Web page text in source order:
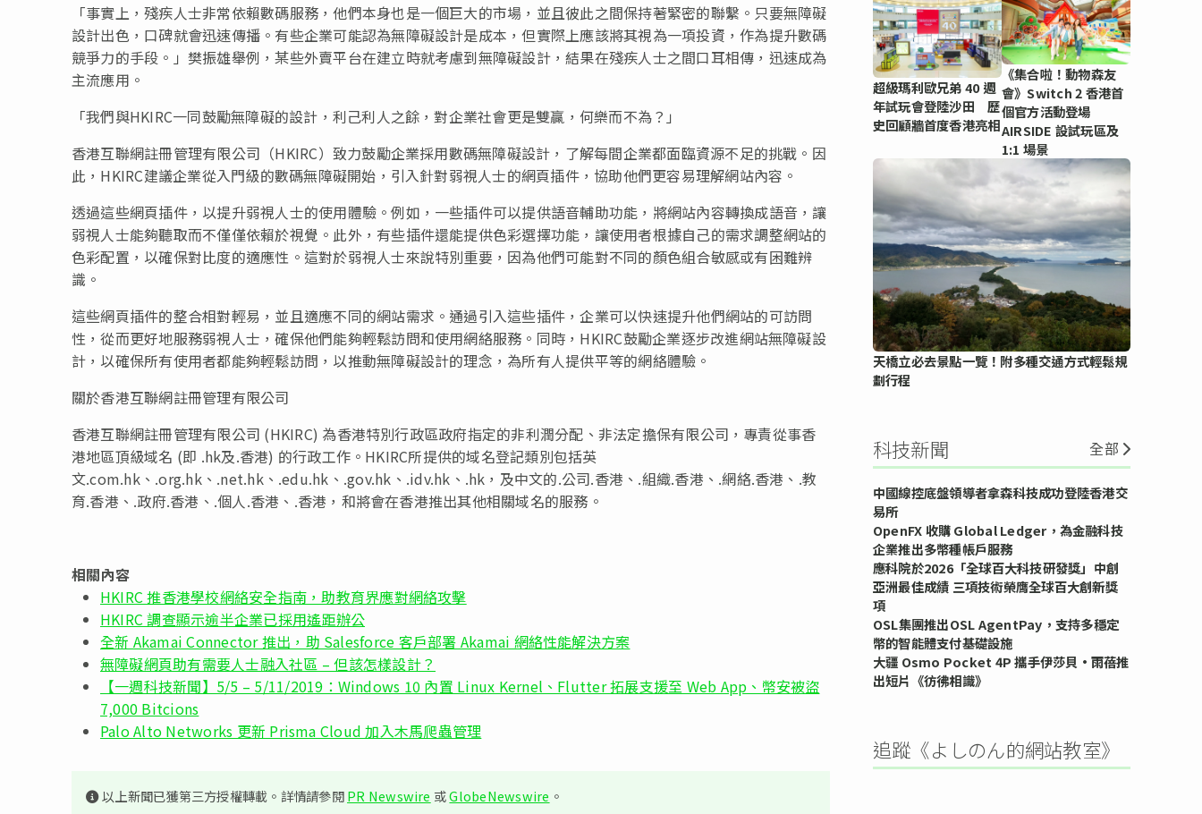
「事實上，殘疾人士非常依賴數碼服務，他們本身也是一個巨大的市場，並且彼此之間保持著緊密的聯繫。只要無障礙
設計出色，口碑就會迅速傳播。有些企業可能認為無障礙設計是成本，但實際上應該將其視為一項投資，作為提升數碼
競爭力的手段。」樊振雄舉例，某些外賣平台在建立時就考慮到無障礙設計，結果在殘疾人士之間口耳相傳，迅速成為
主流應用。
「我們與HKIRC一同鼓勵無障礙的設計，利己利人之餘，對企業社會更是雙贏，何樂而不為？」
香港互聯網註冊管理有限公司（HKIRC）致力鼓勵企業採用數碼無障礙設計，了解每間企業都面臨資源不足的挑戰。因
此，HKIRC建議企業從入門級的數碼無障礙開始，引入針對弱視人士的網頁插件，協助他們更容易理解網站內容。
透過這些網頁插件，以提升弱視人士的使用體驗。例如，一些插件可以提供語音輔助功能，將網站內容轉換成語音，讓
弱視人士能夠聽取而不僅僅依賴於視覺。此外，有些插件還能提供色彩選擇功能，讓使用者根據自己的需求調整網站的
色彩配置，以確保對比度的適應性。這對於弱視人士來說特別重要，因為他們可能對不同的顏色組合敏感或有困難辨
識。
這些網頁插件的整合相對輕易，並且適應不同的網站需求。通過引入這些插件，企業可以快速提升他們網站的可訪問
性，從而更好地服務弱視人士，確保他們能夠輕鬆訪問和使用網絡服務。同時，HKIRC鼓勵企業逐步改進網站無障礙設
計，以確保所有使用者都能夠輕鬆訪問，以推動無障礙設計的理念，為所有人提供平等的網絡體驗。
關於香港互聯網註冊管理有限公司
香港互聯網註冊管理有限公司 (HKIRC) 為香港特別行政區政府指定的非利潤分配、非法定擔保有限公司，專責從事香
港地區頂級域名 (即 .hk及.香港) 的行政工作。HKIRC所提供的域名登記類別包括英
文.com.hk、.org.hk、.net.hk、.edu.hk、.gov.hk、.idv.hk、.hk，及中文的.公司.香港、.組織.香港、.網絡.香港、.教
育.香港、.政府.香港、.個人.香港、.香港，和將會在香港推出其他相關域名的服務。
相關內容
HKIRC 推香港學校網絡安全指南，助教育界應對網絡攻擊
HKIRC 調查顯示逾半企業已採用遙距辦公
全新 Akamai Connector 推出，助 Salesforce 客戶部署 Akamai 網絡性能解決方案
無障礙網頁助有需要人士融入社區 – 但該怎樣設計？
【一週科技新聞】5/5 – 5/11/2019：Windows 10 內置 Linux Kernel、Flutter 拓展支援至 Web App、幣安被盜
7,000 Bitcions
Palo Alto Networks 更新 Prisma Cloud 加入木馬爬蟲管理
以上新聞已獲第三方授權轉載。詳情請參閱PR Newswire 或GlobeNewswire 。
超級瑪利歐兄弟 40 週
年試玩會登陸沙田 歷
史回顧牆首度香港亮相
《集合啦！動物森友
會》Switch 2 香港首
個官方活動登場
AIRSIDE 設試玩區及
1:1 場景
天橋立必去景點一覽！附多種交通方式輕鬆規
劃行程
科技新聞 全部
中國線控底盤領導者拿森科技成功登陸香港交
易所
OpenFX 收購 Global Ledger，為金融科技
企業推出多幣種帳戶服務
應科院於2026「全球百大科技研發獎」中創
亞洲最佳成績 三項技術榮膺全球百大創新獎
項
OSL集團推出OSL AgentPay，支持多穩定
幣的智能體支付基礎設施
大疆 Osmo Pocket 4P 攜手伊莎貝•雨蓓推
出短片《彷彿相識》
追蹤《よしのん的網站教室》